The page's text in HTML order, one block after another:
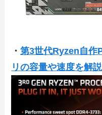
・第3世代Ryzen自作
リの容量や速度を解説